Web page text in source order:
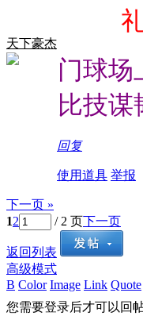
天下豪杰
礼赞
门球场
比技
回复
使用道具 举报
下一页 »
12 / 2 页下一页
返回列表
高级模式
B Color Image Link Quote
您需要登录后才可以回